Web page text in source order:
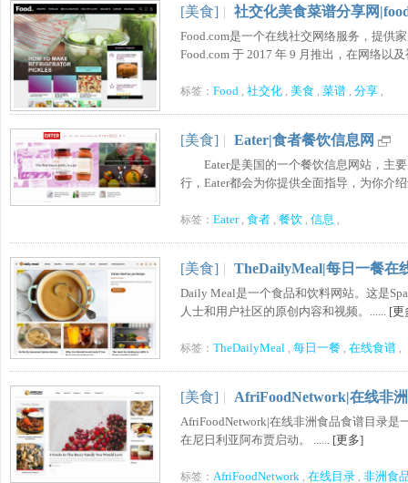
[美食] | 社交化美食菜谱分享网
Food.com是一个在线社交网络服务，提供
Food.com 于 2017 年 9 月推出，在网络以
标签： Food , 社交化 , 美食 , 菜谱 , 分享 ,
[美食] | Eater|食者餐饮信息网
Eater是美国的一个餐饮信息网站，主要
行，Eater都会为你提供全面指导，为你介
标签： Eater, 食者 , 餐饮 , 信息 ,
[美食] | TheDailyMeal|每日一餐在
Daily Meal是一个食品和饮料网站。这是
人士和用户社区的原创内容和视频。...... [更
标签： TheDailyMeal , 每日一餐 , 在线食谱 ,
[美食] | AfriFoodNetwork|在线非
AfriFoodNetwork|在线非洲食品食谱目录是
在尼日利亚阿布贾启动。 ...... [更多]
标签： AfriFoodNetwork , 在线目录 , 非洲食